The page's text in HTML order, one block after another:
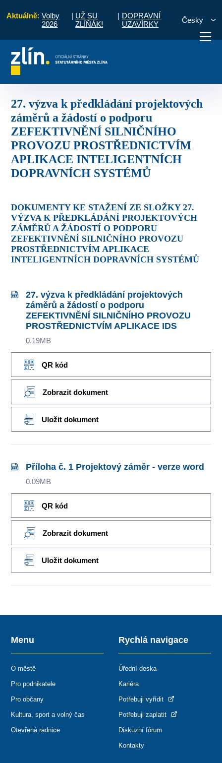
Aktuálně: Volby
2026
| UŽ SU
ZLÍŇÁK!
| DOPRAVNÍ
UZAVÍRKY
Česky
Potřebuji zaplatit Diskuzní
27. výzva k předkládání projektových
záměrů a žádostí o podporu
ZEFEKTIVNĚNÍ SILNIČNÍHO
PROVOZU PROSTŘEDNICTVÍM
APLIKACE INTELIGENTNÍCH
DOPRAVNÍCH SYSTÉMŮ
DOKUMENTY KE STAŽENÍ ZE SLOŽKY 27.
VÝZVA K PŘEDKLÁDÁNÍ PROJEKTOVÝCH
ZÁMĚRŮ A ŽÁDOSTÍ O PODPORU
ZEFEKTIVNĚNÍ SILNIČNÍHO PROVOZU
PROSTŘEDNICTVÍM APLIKACE
INTELIGENTNÍCH DOPRAVNÍCH SYSTÉMŮ
27. výzva k předkládání projektových
záměrů a žádostí o podporu
ZEFEKTIVNĚNÍ SILNIČNÍHO PROVOZU
PROSTŘEDNICTVÍM APLIKACE IDS
0.19MB
QR kód
Zobrazit dokument
Uložit dokument
Příloha č. 1 Projektový záměr - verze word
0.09MB
QR kód
Zobrazit dokument
Uložit dokument
Menu
O městě
Pro podnikatele
Pro občany
Kultura, sport a volný čas
Otevřená radnice
Rychlá navigace
Úřední deska
Kariéra
Potřebuji vyřídit
Potřebuji zaplatit
Diskuzní fórum
Kontakty